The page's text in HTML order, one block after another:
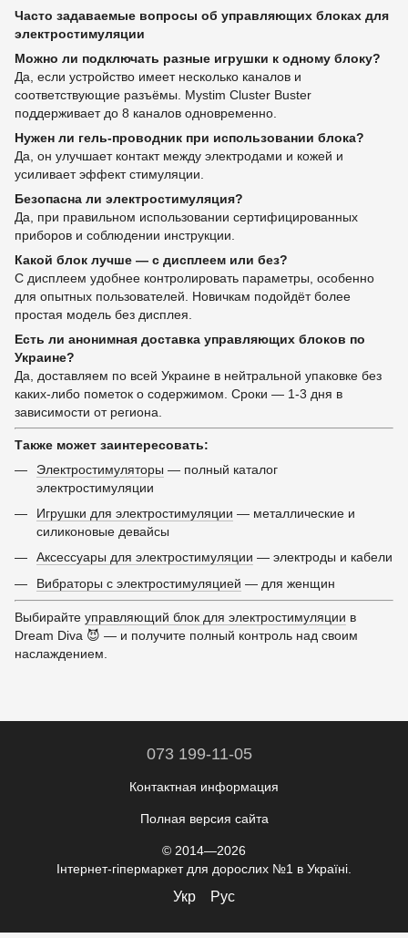
Часто задаваемые вопросы об управляющих блоках для
электростимуляции
Можно ли подключать разные игрушки к одному блоку?
Да, если устройство имеет несколько каналов и
соответствующие разъёмы. Mystim Cluster Buster
поддерживает до 8 каналов одновременно.
Нужен ли гель-проводник при использовании блока?
Да, он улучшает контакт между электродами и кожей и
усиливает эффект стимуляции.
Безопасна ли электростимуляция?
Да, при правильном использовании сертифицированных
приборов и соблюдении инструкции.
Какой блок лучше — с дисплеем или без?
С дисплеем удобнее контролировать параметры, особенно
для опытных пользователей. Новичкам подойдёт более
простая модель без дисплея.
Есть ли анонимная доставка управляющих блоков по
Украине?
Да, доставляем по всей Украине в нейтральной упаковке без
каких-либо пометок о содержимом. Сроки — 1-3 дня в
зависимости от региона.
Также может заинтересовать:
Электростимуляторы — полный каталог
электростимуляции
Игрушки для электростимуляции — металлические и
силиконовые девайсы
Аксессуары для электростимуляции — электроды и кабели
Вибраторы с электростимуляцией — для женщин
Выбирайте управляющий блок для электростимуляции в
Dream Diva 😈 — и получите полный контроль над своим
наслаждением.
073 199-11-05
Контактная информация
Полная версия сайта
© 2014—2026
Інтернет-гіпермаркет для дорослих №1 в Україні.
Укр Рус